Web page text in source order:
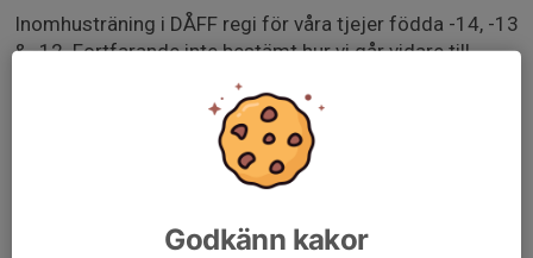
Inomhusträning i DÅFF regi för våra tjejer födda -14, -13
& -12. Fortfarande inte bestämt hur vi går vidare till
utesäsongen men kul att hålla igång fram tills dess iaf
Godkänn kakor